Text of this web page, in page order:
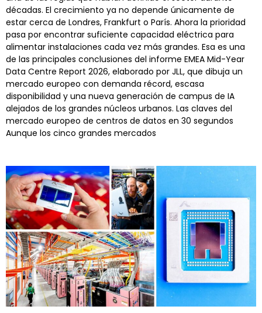
décadas. El crecimiento ya no depende únicamente de
estar cerca de Londres, Frankfurt o París. Ahora la prioridad
pasa por encontrar suficiente capacidad eléctrica para
alimentar instalaciones cada vez más grandes. Esa es una
de las principales conclusiones del informe EMEA Mid-Year
Data Centre Report 2026, elaborado por JLL, que dibuja un
mercado europeo con demanda récord, escasa
disponibilidad y una nueva generación de campus de IA
alejados de los grandes núcleos urbanos. Las claves del
mercado europeo de centros de datos en 30 segundos
Aunque los cinco grandes mercados